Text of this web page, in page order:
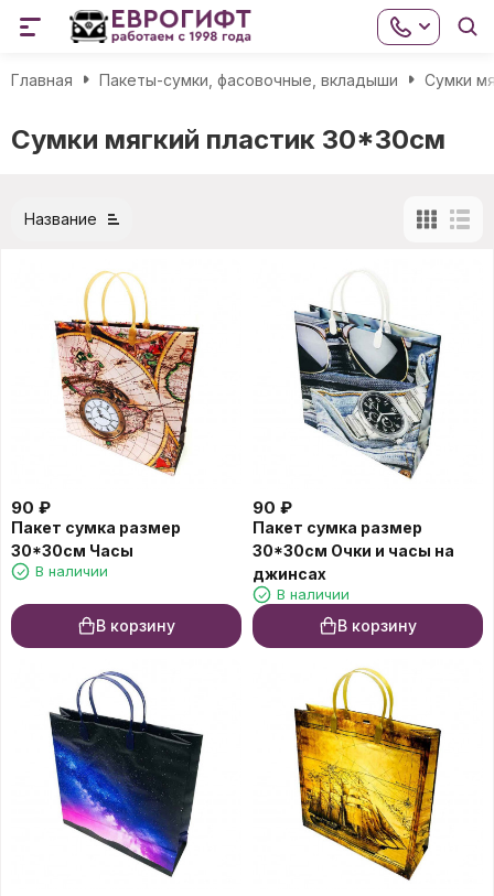
Главная Пакеты-сумки, фасовочные, вкладыши Сумки
Сумки мягкий пластик 30*30см
Название
90 ₽
Пакет сумка размер
30*30см Часы
В наличии
В корзину
90 ₽
Пакет сумка размер
30*30см Очки и часы на
джинсах
В наличии
В корзину